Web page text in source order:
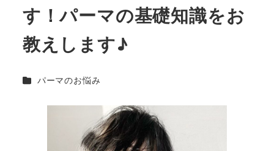
す！パーマの基礎知識をお
教えします♪
カテゴリー
パーマのお悩み